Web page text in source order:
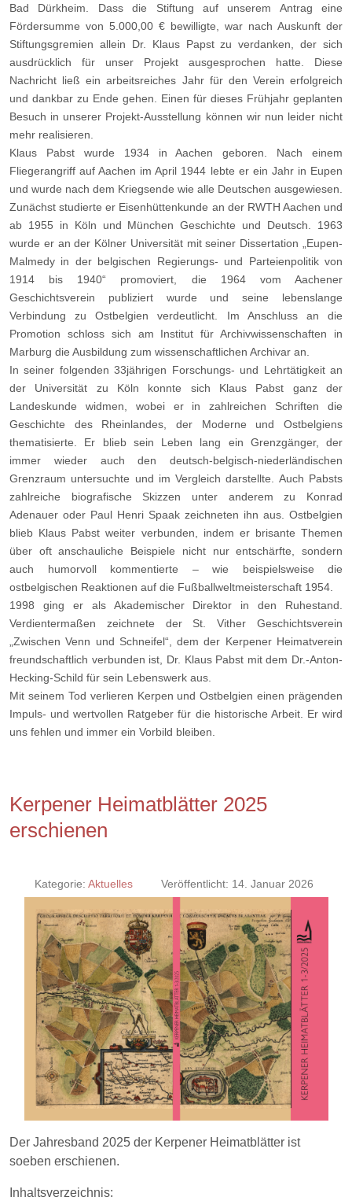
Bad Dürkheim. Dass die Stiftung auf unserem Antrag eine
Fördersumme von 5.000,00 € bewilligte, war nach Auskunft der
Stiftungsgremien allein Dr. Klaus Papst zu verdanken, der sich
ausdrücklich für unser Projekt ausgesprochen hatte. Diese
Nachricht ließ ein arbeitsreiches Jahr für den Verein erfolgreich
und dankbar zu Ende gehen. Einen für dieses Frühjahr geplanten
Besuch in unserer Projekt-Ausstellung können wir nun leider nicht
mehr realisieren.
Klaus Pabst wurde 1934 in Aachen geboren. Nach einem
Fliegerangriff auf Aachen im April 1944 lebte er ein Jahr in Eupen
und wurde nach dem Kriegsende wie alle Deutschen ausgewiesen.
Zunächst studierte er Eisenhüttenkunde an der RWTH Aachen und
ab 1955 in Köln und München Geschichte und Deutsch. 1963
wurde er an der Kölner Universität mit seiner Dissertation „Eupen-
Malmedy in der belgischen Regierungs- und Parteienpolitik von
1914 bis 1940“ promoviert, die 1964 vom Aachener
Geschichtsverein publiziert wurde und seine lebenslange
Verbindung zu Ostbelgien verdeutlicht. Im Anschluss an die
Promotion schloss sich am Institut für Archivwissenschaften in
Marburg die Ausbildung zum wissenschaftlichen Archivar an.
In seiner folgenden 33jährigen Forschungs- und Lehrtätigkeit an
der Universität zu Köln konnte sich Klaus Pabst ganz der
Landeskunde widmen, wobei er in zahlreichen Schriften die
Geschichte des Rheinlandes, der Moderne und Ostbelgiens
thematisierte. Er blieb sein Leben lang ein Grenzgänger, der
immer wieder auch den deutsch-belgisch-niederländischen
Grenzraum untersuchte und im Vergleich darstellte. Auch Pabsts
zahlreiche biografische Skizzen unter anderem zu Konrad
Adenauer oder Paul Henri Spaak zeichneten ihn aus. Ostbelgien
blieb Klaus Pabst weiter verbunden, indem er brisante Themen
über oft anschauliche Beispiele nicht nur entschärfte, sondern
auch humorvoll kommentierte – wie beispielsweise die
ostbelgischen Reaktionen auf die Fußballweltmeisterschaft 1954.
1998 ging er als Akademischer Direktor in den Ruhestand.
Verdientermaßen zeichnete der St. Vither Geschichtsverein
„Zwischen Venn und Schneifel“, dem der Kerpener Heimatverein
freundschaftlich verbunden ist, Dr. Klaus Pabst mit dem Dr.-Anton-
Hecking-Schild für sein Lebenswerk aus.
Mit seinem Tod verlieren Kerpen und Ostbelgien einen prägenden
Impuls- und wertvollen Ratgeber für die historische Arbeit. Er wird
uns fehlen und immer ein Vorbild bleiben.
Kerpener Heimatblätter 2025
erschienen
Kategorie: Aktuelles Veröffentlicht: 14. Januar 2026
Der Jahresband 2025 der Kerpener Heimatblätter ist
soeben erschienen.
Inhaltsverzeichnis: